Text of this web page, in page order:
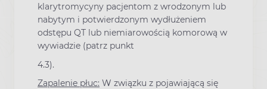
klarytromycyny pacjentom z wrodzonym lub
nabytym i potwierdzonym wydłużeniem
odstępu QT lub niemiarowością komorową w
wywiadzie (patrz punkt
4.3).
Zapalenie płuc: W związku z pojawiającą się